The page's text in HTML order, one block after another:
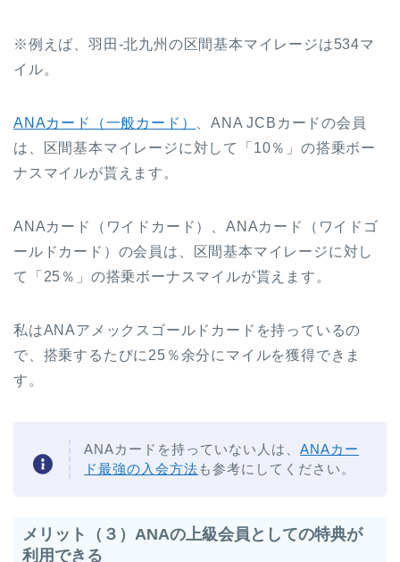
※例えば、羽田-北九州の区間基本マイレージは534マ
イル。
ANAカード（一般カード） 、ANA JCBカードの会員
は、区間基本マイレージに対して「10％」の搭乗ボー
ナスマイルが貰えます。
ANAカード（ワイドカード）、ANAカード（ワイドゴ
ールドカード）の会員は、区間基本マイレージに対し
て「25％」の搭乗ボーナスマイルが貰えます。
私はANAアメックスゴールドカードを持っているの
で、搭乗するたびに25％余分にマイルを獲得できま
す。
ANAカードを持っていない人は、 ANAカー
ド最強の入会方法 も参考にしてください。
メリット（３）ANAの上級会員としての特典が
利用できる